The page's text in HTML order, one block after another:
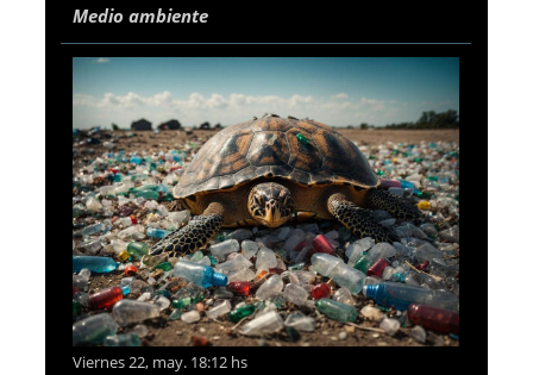
Medio ambiente
Viernes 22, may. 18:12 hs